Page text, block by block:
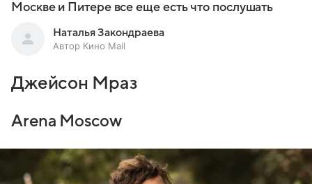
Москве и Питере все еще есть что послушать
Наталья Закондраева
Автор Кино Mail
Джейсон Мраз
Arena Moscow